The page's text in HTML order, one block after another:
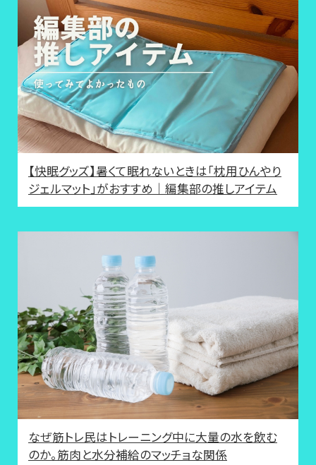
【快眠グッズ】暑くて眠れないときは「枕用ひんやり
ジェルマット」がおすすめ｜編集部の推しアイテム
なぜ筋トレ民はトレーニング中に大量の水を飲む
のか。筋肉と水分補給のマッチョな関係